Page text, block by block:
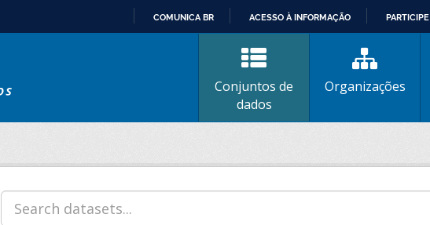
CONTEÚDO
COMUNICA BR ACESSO À INFORMAÇÃO PARTICIPE
Conjuntos de
dados
Organizações